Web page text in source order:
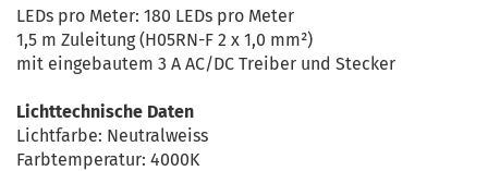
LEDs pro Meter: 180 LEDs pro Meter
1,5 m Zuleitung (H05RN-F 2 x 1,0 mm²)
mit eingebautem 3 A AC/DC Treiber und Stecker
Lichttechnische Daten
Lichtfarbe: Neutralweiss
Farbtemperatur: 4000K